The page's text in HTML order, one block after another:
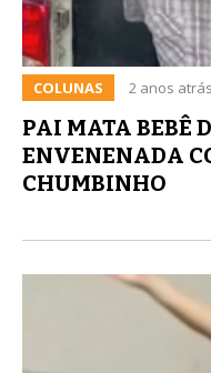
COLUNAS 2 anos atrás
PAI MATA BEBÊ
ENVENENADA
CHUMBINHO